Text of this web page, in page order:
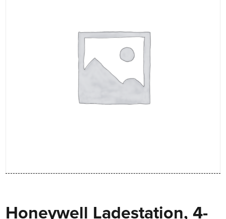
Honeywell Ladestation, 4-